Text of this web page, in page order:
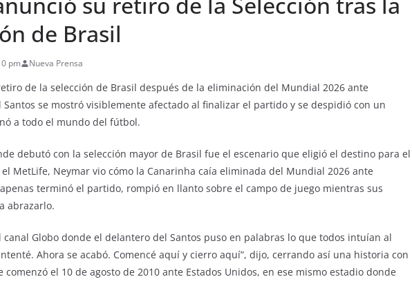
de Brasil
pm Nueva Prensa
de la selección de Brasil después de la eliminación del Mundial 2026 ante
Santos se mostró visiblemente afectado al finalizar el partido y se despidió con un
a todo el mundo del fútbol.
debutó con la selección mayor de Brasil fue el escenario que eligió el destino para el
MetLife, Neymar vio cómo la Canarinha caía eliminada del Mundial 2026 ante
terminó el partido, rompió en llanto sobre el campo de juego mientras sus
abrazarlo.
canal Globo donde el delantero del Santos puso en palabras lo que todos intuían al
Ahora se acabó. Comencé aquí y cierro aquí”, dijo, cerrando así una historia con
comenzó el 10 de agosto de 2010 ante Estados Unidos, en ese mismo estadio donde